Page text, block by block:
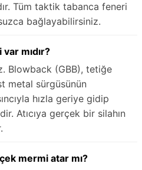
Tüm taktik tabanca feneri
bağlayabilirsiniz.
mıdır?
Blowback (GBB), tetiğe
metal sürgüsünün
hızla geriye gidip
Atıcıya gerçek bir silahın
mermi atar mı?